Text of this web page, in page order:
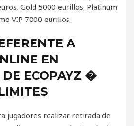
Gold 5000 eurillos, Platinum
VIP 7000 eurillos.
A
EN
ECOPAYZ �
jugadores realizar retirada de